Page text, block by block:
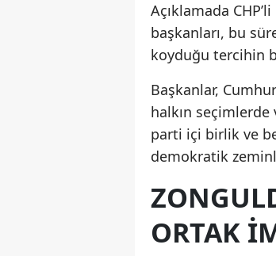
Açıklamada
başkanları, bu
koyduğu tercihin
Başkanlar,
halkın
parti içi birlik ve
demokratik
ORTAK